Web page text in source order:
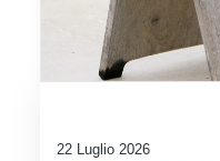
22 Luglio 2026